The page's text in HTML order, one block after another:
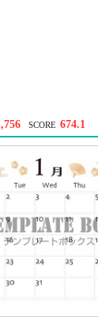
SCORE 674.1